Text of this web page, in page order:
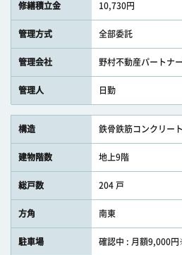
修繕積立金 10,730円
管理方式 全部委託
管理会社 野村不動産パートナ
管理人 日勤
構造 鉄骨鉄筋コンクリート
建物階数 地上9階
総戸数 204 戸
方角 南東
駐車場 確認中 : 月額9,000